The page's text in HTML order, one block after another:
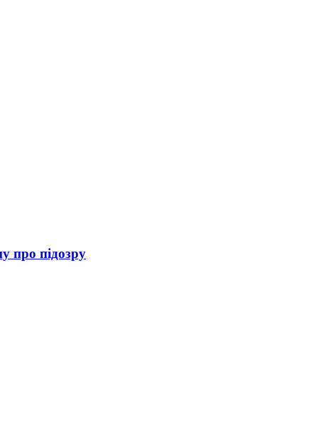
про підозру